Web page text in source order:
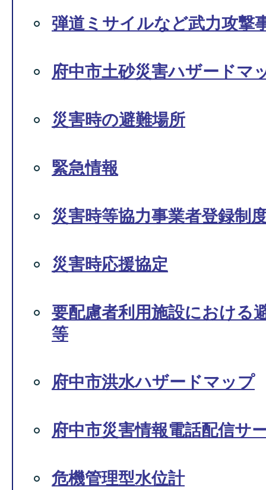
弾道ミサイルなど武力攻撃
府中市土砂災害ハザードマ
災害時の避難場所
緊急情報
災害時等協力事業者登録制
災害時応援協定
要配慮者利用施設における
等
府中市洪水ハザードマップ
府中市災害情報電話配信サ
危機管理型水位計